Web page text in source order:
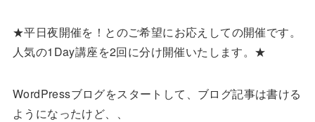
★平日夜開催を！とのご希望にお応えしての開催です。
人気の1Day講座を2回に分け開催いたします。★
WordPressブログをスタートして、ブログ記事は書ける
ようになったけど、、